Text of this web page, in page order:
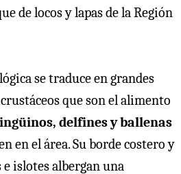
de locos y lapas de la Región
se traduce en grandes
que son el alimento
delfines y ballenas
en el área. Su borde costero y
islotes albergan una